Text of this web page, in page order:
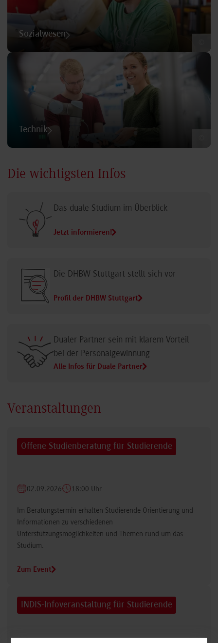
Sozialwesen
Technik
Die wichtigsten Infos
Das duale Studium im Überblick
Jetzt informieren!
Die DHBW Stuttgart stellt sich vor
Profil der DHBW Stuttgart
Dualer Partner sein mit klarem Vorteil
bei der Personalgewinnung
Alle Infos für Duale Partner
Veranstaltungen
Offene Studienberatung für Studierende
02.09.2026 18:00 Uhr
Im Beratungstermin erhalten Studierende Orientierung und
Informationen zu verschiedenen
Unterstützungsmöglichkeiten und Themen rund um das
Studium.
Zum Event
INDIS-Infoveranstaltung für Studierende